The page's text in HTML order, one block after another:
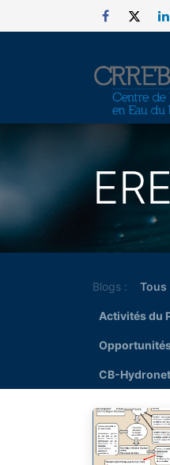
Se rendre au contenu
Blogs : Tous
Activités du
CB-